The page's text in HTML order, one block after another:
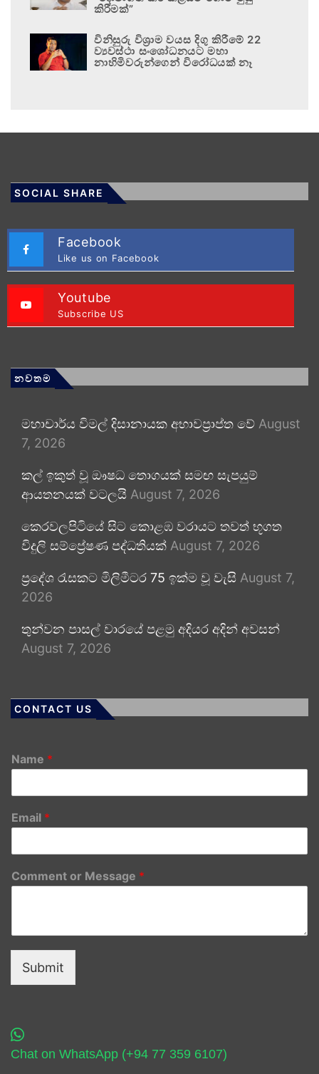
කිරීමක්”
විනිසුරු විශ්‍රාම වයස දිගු කිරීමේ 22
ව්‍යවස්ථා සංශෝධනයට මහා
නාහිමිවරුන්ගෙන් විරෝධයක් නෑ
SOCIAL SHARE
Facebook
Like us on Facebook
Youtube
Subscribe US
නවතම
මහාචාර්ය විමල් දිසානායක අභාවප්‍රාප්ත වේ August
7, 2026
කල් ඉකුත් වූ ඖෂධ තොගයක් සමඟ සැපයුම්
ආයතනයක් වටලයි August 7, 2026
කෙරවලපිටියේ සිට කොළඹ වරායට තවත් භූගත
විදුලි සම්ප්‍රේෂණ පද්ධතියක් August 7, 2026
ප්‍රදේශ රැසකට මිලිමීටර 75 ඉක්ම වූ වැසි August 7,
2026
තුන්වන පාසල් වාරයේ පළමු අදියර අදින් අවසන්
August 7, 2026
CONTACT US
Name *
Email *
Comment or Message *
Submit
Chat on WhatsApp (+94 77 359 6107)